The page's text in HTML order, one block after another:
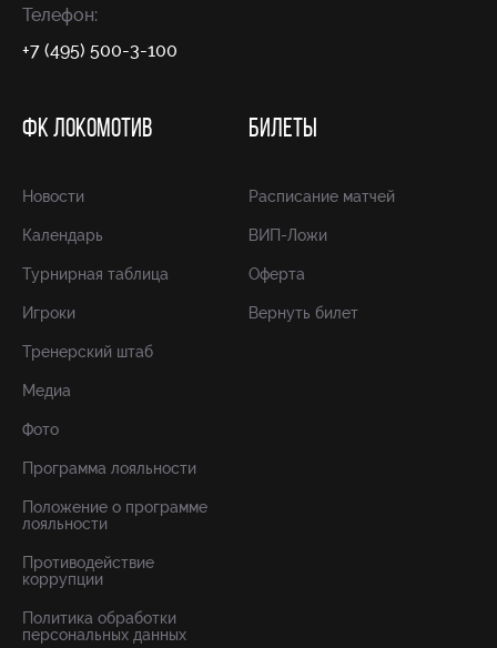
Телефон:
+7 (495) 500-3-100
ФК ЛОКОМОТИВ
Новости
Календарь
Турнирная таблица
Игроки
Тренерский штаб
Медиа
Фото
Программа лояльности
Положение о программе
лояльности
Противодействие
коррупции
Политика обработки
персональных данных
БИЛЕТЫ
Расписание матчей
ВИП-Ложи
Оферта
Вернуть билет